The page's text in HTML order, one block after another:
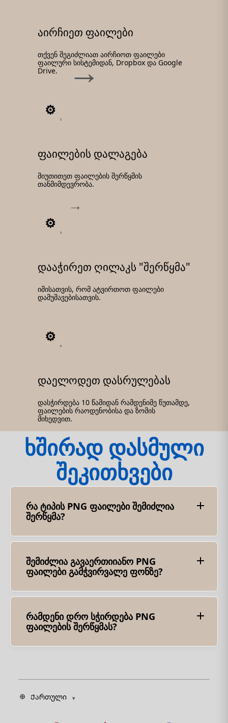
აირჩიეთ ფაილები
თქვენ შეგიძლიათ აირჩიოთ ფაილები
ფაილური სისტემიდან, Dropbox და Google
Drive.
2
ფაილების დალაგება
მიუთითეთ ფაილების შერწყმის
თანმიმდევრობა.
3
დააჭირეთ ღილაკს "შერწყმა"
იმისათვის, რომ ატვირთოთ ფაილები
დამუშავებისათვის.
4
დაელოდეთ დასრულებას
დასჭირდება 10 წამიდან რამდენიმე წუთამდე,
ფაილების რაოდენობისა და ზომის
მიხედვით.
ხშირად დასმული
შეკითხვები
რა ტიპის PNG ფაილები შემიძლია
შერწყმა?
ფაილი შეაერთოთ იმავე ფერის რეჟიმში (მაგ.,
სიმაღლე).
შემიძლია გავაერთიიანო PNG
ფაილები გამჭვირვალე ფონზე?
ფაილების გამჭვირვალობა გამჭვირვალე
რამდენი დრო სჭირდება PNG
ფაილების შერწყმას?
ფაილების რაოდენობასა და ზომაზე, რომელსაც
დასჭირდეს.
Ქართული